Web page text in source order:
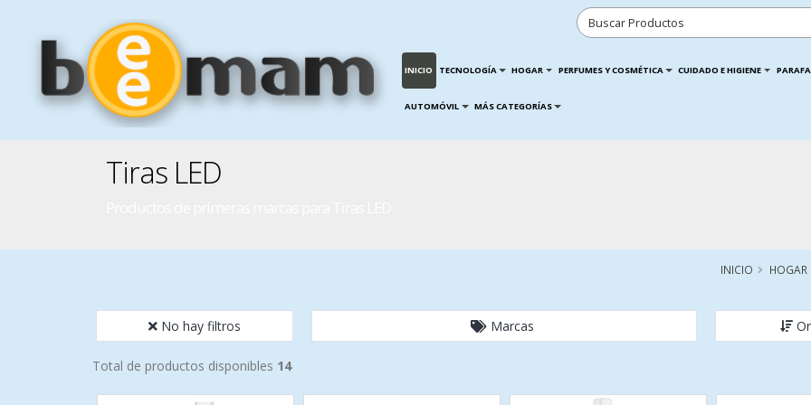
INICIO TECNOLOGÍA HOGAR PERFUMES Y COSMÉTICA CUIDADO E HIGIENE
AUTOMÓVIL MÁS CATEGORÍAS
Tiras LED
INICIO HOGAR
No hay filtros Marcas
Total de productos disponibles 14